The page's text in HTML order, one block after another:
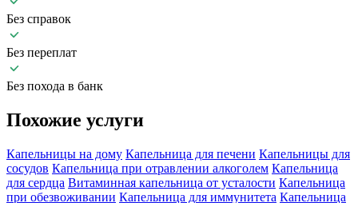
Без справок
Без переплат
Без похода в банк
Похожие услуги
Капельницы на дому Капельница для печени Капельницы для
сосудов Капельница при отравлении алкоголем Капельница
для сердца Витаминная капельница от усталости Капельница
при обезвоживании Капельница для иммунитета Капельница